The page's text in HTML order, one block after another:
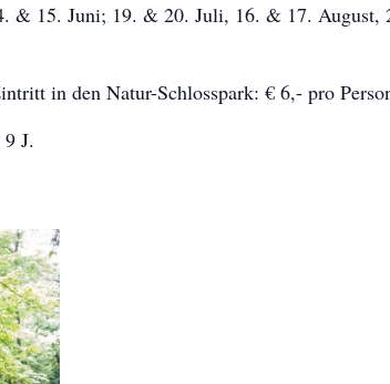
& 15. Juni; 19. & 20. Juli, 16. & 17. August,
in den Natur-Schlosspark: € 6,- pro
J.